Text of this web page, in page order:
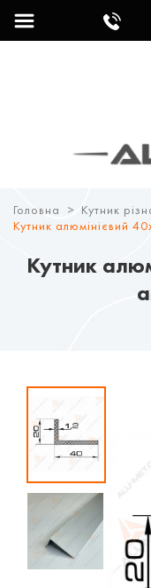
Головна
Кутник
Кутник алюмінієвий
Кутник